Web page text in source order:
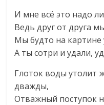
И мне всё это надо
Ведь друг от друга
Мы будто на картине
А ты сотри и удали,
Глоток воды утолит
дважды,
Отважный поступок